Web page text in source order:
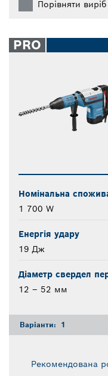
Порівняти виріб
PRO
Номінальна
1 700 W
Енергія удару
19 Дж
Діаметр свердел
12 – 52 мм
Варіанти: 1
Рекомендована